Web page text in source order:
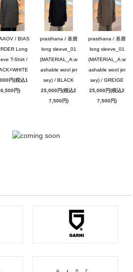
/ BIAS
Long
T-Shirt /
円(税込1
6,500円)
prasthana / 基層
long sleeve_01
(MATERIAL_A:w
ashable wool jer
sey) / BLACK
25,000円(税込2
7,500円)
prasthana / 基層
long sleeve_01
(MATERIAL_A:w
ashable wool jer
sey) / GREIGE
25,000円(税込2
7,500円)